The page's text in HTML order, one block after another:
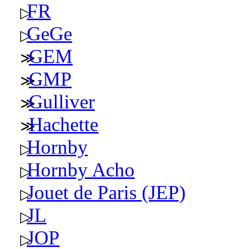
FR
GeGe
GEM
GMP
Gulliver
Hachette
Hornby
Hornby Acho
Jouet de Paris (JEP)
JL
JOP